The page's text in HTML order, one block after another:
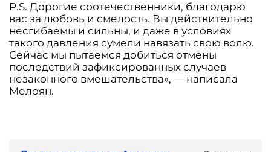
P.S. Дорогие соотечественники, благодарю
вас за любовь и смелость. Вы действительно
несгибаемы и сильны, и даже в условиях
такого давления сумели навязать свою волю.
Сейчас мы пытаемся добиться отмены
последствий зафиксированных случаев
незаконного вмешательства», — написала
Мелоян.